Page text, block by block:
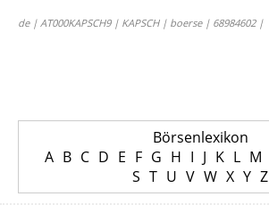
de | AT000KAPSCH9 | KAPSCH | boerse | 68984602 |
Börsenlexikon
A B C D E F G H I J K L M
S T U V W X Y Z